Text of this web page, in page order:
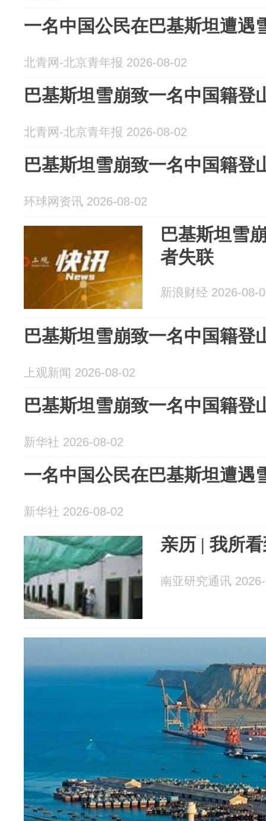
一名中国公民在巴基斯坦遭遇
北青网-北京青年报 2026-08-02
巴基斯坦雪崩致一名中国籍登
北青网-北京青年报 2026-08-02
巴基斯坦雪崩致一名中国籍登
环球网资讯 2026-08-02
巴基斯坦雪
者失联
新浪财经 2026-08-
巴基斯坦雪崩致一名中国籍登
上观新闻 2026-08-02
巴基斯坦雪崩致一名中国籍登
新华社 2026-08-02
一名中国公民在巴基斯坦遭遇
新华社 2026-08-02
亲历 | 我所
南亚研究通讯